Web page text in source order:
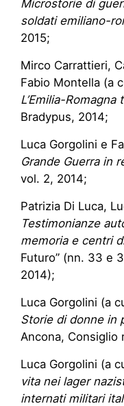
Microstorie di
soldati emiliano-
2015;
Mirco Carrattieri,
Fabio Montella (a
L’Emilia-
Bradypus, 2014;
Luca Gorgolini e
Grande Guerra in
vol. 2, 2014;
Patrizia Di Luca,
Testimonianze
memoria e centri
Futuro” (nn. 33 e
2014);
Luca Gorgolini (a
Storie di donne in
Ancona, Consiglio
Luca Gorgolini (a
vita nei lager
internati militari